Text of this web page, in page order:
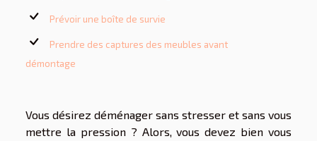
Prévoir une boîte de survie
Prendre des captures des meubles avant
démontage
Vous désirez déménager sans stresser et sans vous
mettre la pression ? Alors, vous devez bien vous